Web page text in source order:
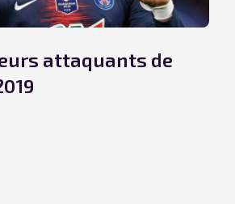
attaquants de